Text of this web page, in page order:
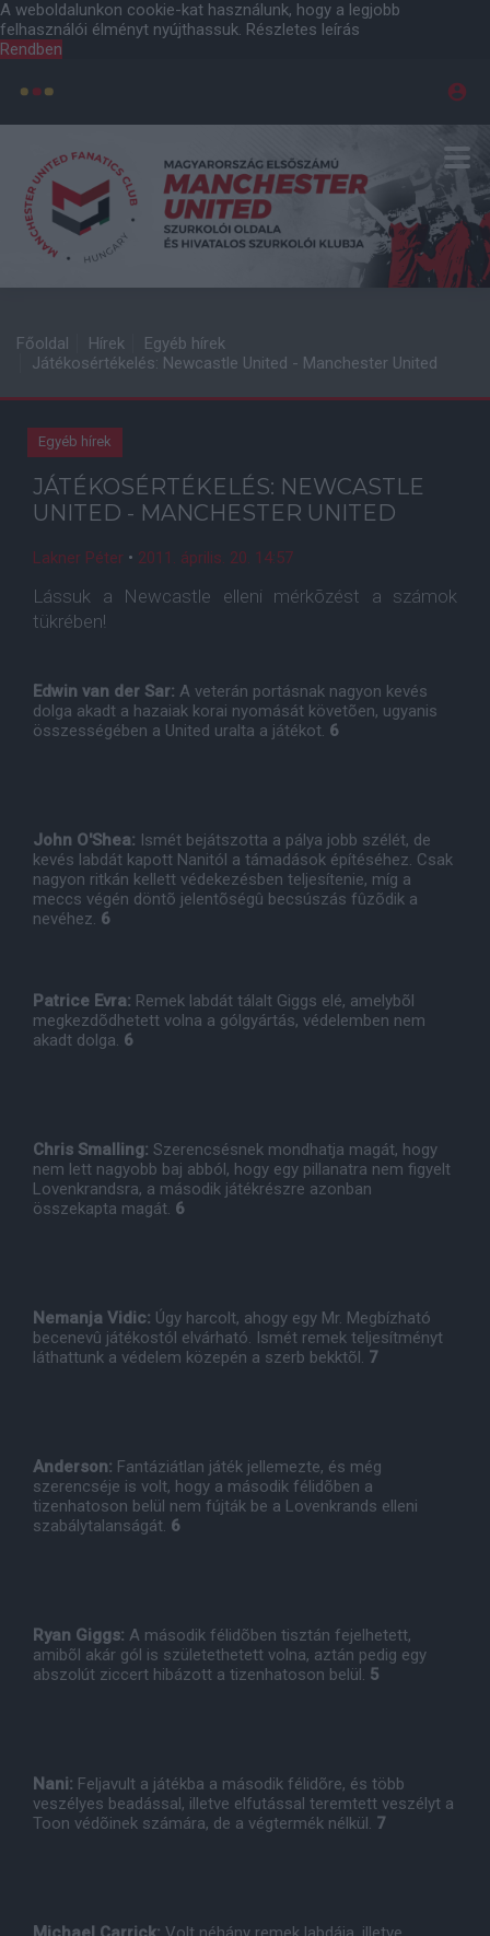
A weboldalunkon cookie-kat használunk, hogy a legjobb
felhasználói élményt nyújthassuk. Részletes leírás
Rendben
Főoldal Hírek
Egyéb hírek
Játékosértékelés: Newcastle United - Manchester United
Egyéb hírek
JÁTÉKOSÉRTÉKELÉS: NEWCASTLE
UNITED - MANCHESTER UNITED
Lakner Péter • 2011. április. 20. 14:57
Lássuk a Newcastle elleni mérkõzést a számok
tükrében!
Edwin van der Sar: A veterán portásnak nagyon kevés
dolga akadt a hazaiak korai nyomását követõen, ugyanis
összességében a United uralta a játékot. 6
John O'Shea: Ismét bejátszotta a pálya jobb szélét, de
kevés labdát kapott Nanitól a támadások építéséhez. Csak
nagyon ritkán kellett védekezésben teljesítenie, míg a
meccs végén döntõ jelentõségû becsúszás fûzõdik a
nevéhez. 6
Patrice Evra: Remek labdát tálalt Giggs elé, amelybõl
megkezdõdhetett volna a gólgyártás, védelemben nem
akadt dolga. 6
Chris Smalling: Szerencsésnek mondhatja magát, hogy
nem lett nagyobb baj abból, hogy egy pillanatra nem figyelt
Lovenkrandsra, a második játékrészre azonban
összekapta magát. 6
Nemanja Vidic: Úgy harcolt, ahogy egy Mr. Megbízható
becenevû játékostól elvárható. Ismét remek teljesítményt
láthattunk a védelem közepén a szerb bekktõl. 7
Anderson: Fantáziátlan játék jellemezte, és még
szerencséje is volt, hogy a második félidõben a
tizenhatoson belül nem fújták be a Lovenkrands elleni
szabálytalanságát. 6
Ryan Giggs: A második félidõben tisztán fejelhetett,
amibõl akár gól is születethetett volna, aztán pedig egy
abszolút ziccert hibázott a tizenhatoson belül. 5
Nani: Feljavult a játékba a második félidõre, és több
veszélyes beadással, illetve elfutással teremtett veszélyt a
Toon védõinek számára, de a végtermék nélkül. 7